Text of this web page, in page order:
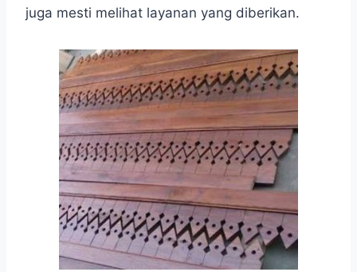
juga mesti melihat layanan yang diberikan.